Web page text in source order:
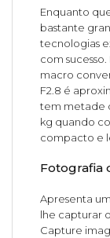
Enquanto
bastante
tecnologias
com
macro
F2.8 é
tem metade
kg quando
compacto e
Fotografia
Apresenta
lhe capturar
Capture